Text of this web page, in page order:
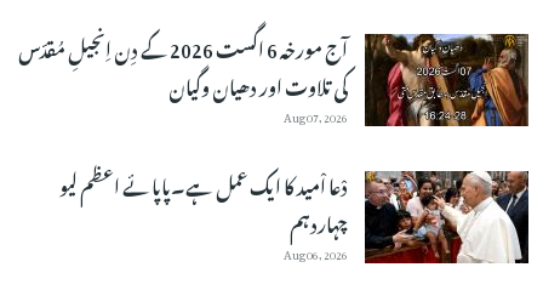
آج مورخہ 6 اگست 2026 کے دِن اِنجیلِ مُقدّس
کی تلاوت اور دھیان وگیان
Aug 07, 2026
دْعا اْمید کا ایک عمل ہے۔پاپائے اعظم لیو
چہاردہم
Aug 06, 2026